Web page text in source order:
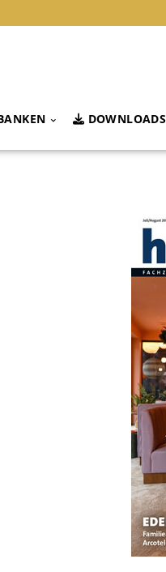
DOWNLOADS